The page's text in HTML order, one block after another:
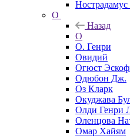
О
Назад
О
О. Генри
Овидий
Огюст
Одюбон Дж.
Оз Кларк
Окуджава
Олди Генри
Оленцова
Омар Хайям